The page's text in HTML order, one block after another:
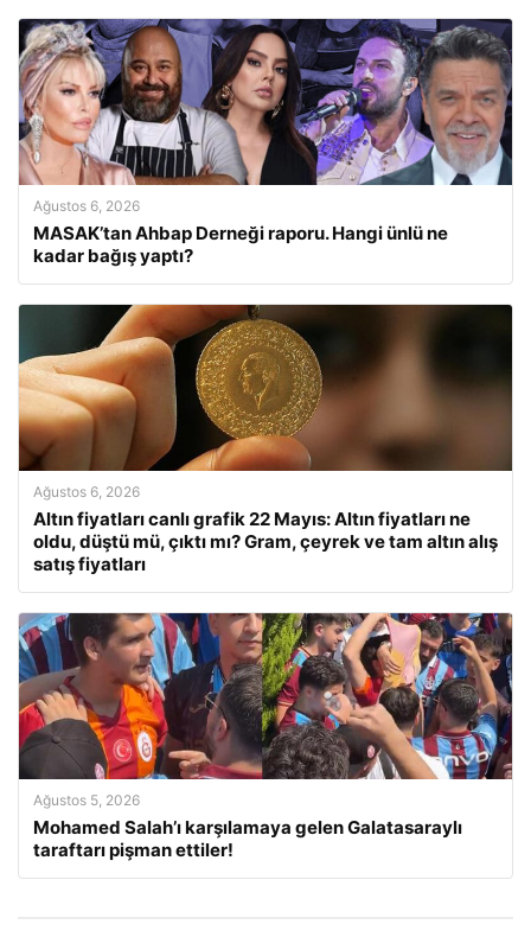
Ağustos 6, 2026
MASAK’tan Ahbap Derneği raporu. Hangi ünlü ne
kadar bağış yaptı?
Ağustos 6, 2026
Altın fiyatları canlı grafik 22 Mayıs: Altın fiyatları ne
oldu, düştü mü, çıktı mı? Gram, çeyrek ve tam altın alış
satış fiyatları
Ağustos 5, 2026
Mohamed Salah’ı karşılamaya gelen Galatasaraylı
taraftarı pişman ettiler!